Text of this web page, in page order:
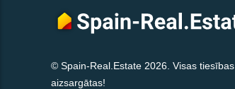
© Spain-Real.Estate 2026. Visas tiesības
aizsargātas!